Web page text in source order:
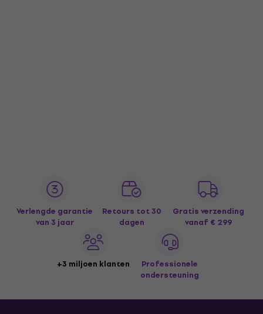
Verlengde garantie
van 3 jaar
Retours tot 30
dagen
Gratis verzending
vanaf € 299
+3 miljoen klanten
Professionele
ondersteuning